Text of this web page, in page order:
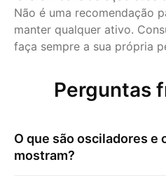
Não é uma recomendação
manter qualquer ativo.
faça sempre a sua própria
Perguntas
O que são osciladores e
mostram?